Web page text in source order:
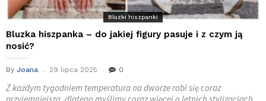
Bluzki hiszpanki
Bluzka hiszpanka – do jakiej figury pasuje i z czym ją
nosić?
By Joana 29 lipca 2025 0
Z każdym tygodniem temperatura na dworze robi się coraz